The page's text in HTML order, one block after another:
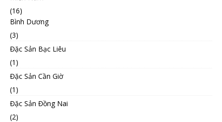
(16)
Bình Dương
(3)
Đặc Sản Bạc Liêu
(1)
Đặc Sản Cần Giờ
(1)
Đặc Sản Đồng Nai
(2)